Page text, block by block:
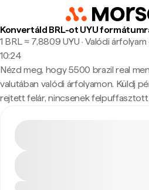
Konvertáld BRL-ot UYU
1 BRL ≈ 7,8809 UYU · Valódi árfolyam
10:24
Nézd meg, hogy 5500 brazil real
valutában valódi árfolyamon. Küldj
rejtett felár, nincsenek felpuffasztott